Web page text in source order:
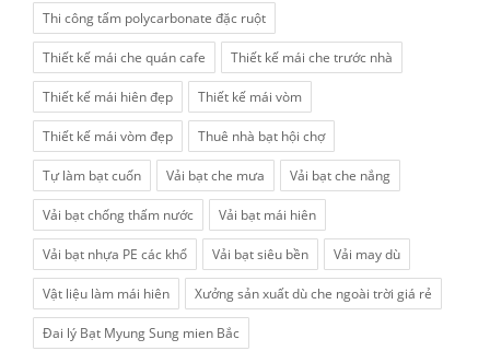
Thi công tấm polycarbonate đặc ruột
Thiết kế mái che quán cafe Thiết kế mái che trước nhà
Thiết kế mái hiên đẹp Thiết kế mái vòm
Thiết kế mái vòm đẹp Thuê nhà bạt hội chợ
Tự làm bạt cuốn Vải bạt che mưa Vải bạt che nắng
Vải bạt chống thấm nước Vải bạt mái hiên
Vải bạt nhựa PE các khổ Vải bạt siêu bền Vải may dù
Vật liệu làm mái hiên Xưởng sản xuất dù che ngoài trời giá rẻ
Đai lý Bạt Myung Sung mien Bắc